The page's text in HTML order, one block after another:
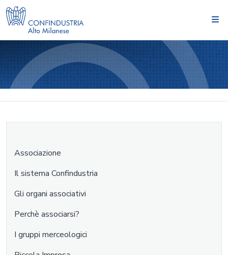
Associazione
Il sistema Confindustria
Gli organi associativi
Perchè associarsi?
I gruppi merceologici